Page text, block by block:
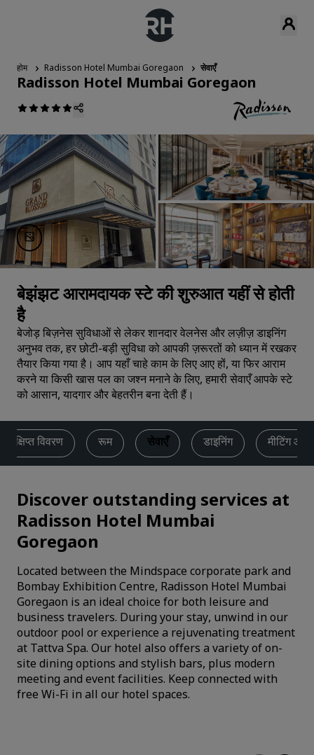
होम Radisson Hotel Mumbai Goregaon सेवाएँ
Radisson Hotel Mumbai Goregaon
बेझंझट आरामदायक स्टे की शुरुआत यहीं से होती
है
बेजोड़ बिज़नेस सुविधाओं से लेकर शानदार वेलनेस और लज़ीज़ डाइनिंग
अनुभव तक, हर छोटी-बड़ी सुविधा को आपकी ज़रूरतों को ध्यान में रखकर
तैयार किया गया है। आप यहाँ चाहे काम के लिए आए हों, या फिर आराम
करने या किसी खास पल का जश्न मनाने के लिए, हमारी सेवाएँ आपके स्टे
को आसान, यादगार और बेहतरीन बना देती हैं।
संक्षिप्त विवरण रूम सेवाएँ डाइनिंग मीटिंग और
Discover outstanding services at
Radisson Hotel Mumbai
Goregaon
Located between the Mindspace corporate park and
Bombay Exhibition Centre, Radisson Hotel Mumbai
Goregaon is an ideal choice for both leisure and
business travelers. During your stay, unwind in our
outdoor pool or experience a rejuvenating treatment
at Tattva Spa. Our hotel also offers a variety of on-
site dining options and stylish bars, plus modern
meeting and event facilities. Keep connected with
free Wi-Fi in all our hotel spaces.